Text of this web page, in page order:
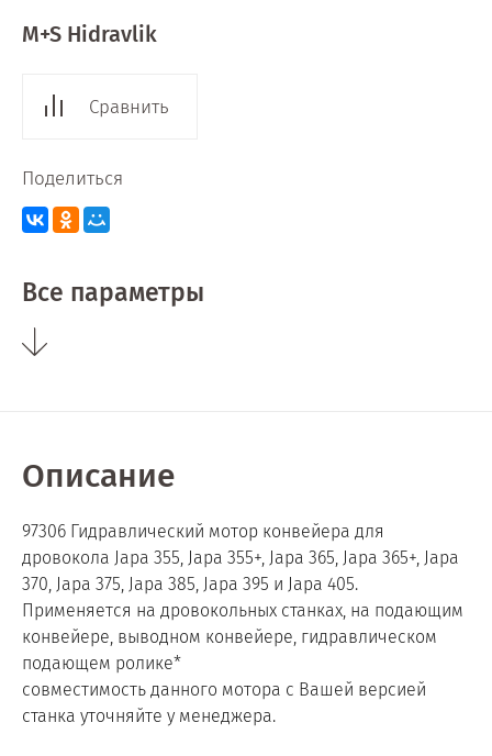
M+S Hidravlik
Сравнить
Поделиться
Все параметры
Описание
97306 Гидравлический мотор конвейера для
дровокола Japa 355, Japa 355+, Japa 365, Japa 365+, Japa
370, Japa 375, Japa 385, Japa 395 и Japa 405.
Применяется на дровокольных станках, на подающим
конвейере, выводном конвейере, гидравлическом
подающем ролике*
совместимость данного мотора с Вашей версией
станка уточняйте у менеджера.